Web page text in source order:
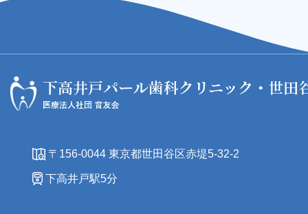
〒156-0044 東京都世田谷区赤堤5-32-2
下高井戸駅5分